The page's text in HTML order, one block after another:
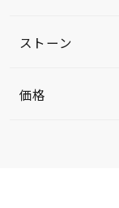
ストーン
価格